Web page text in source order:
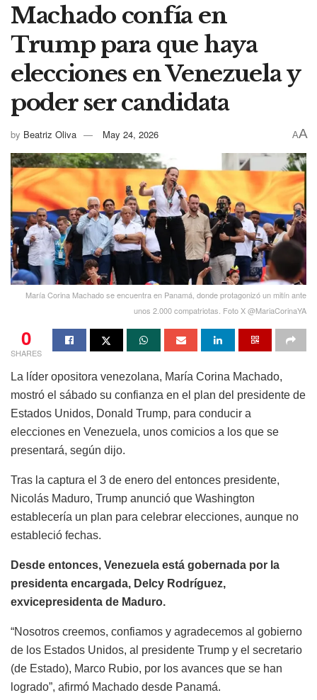
Machado confía en
Trump para que haya
elecciones en Venezuela y
poder ser candidata
by Beatriz Oliva May 24, 2026 AA
María Corina Machado se encuentra en Panamá, donde protagonizó un mitín ante
unos 2.000 compatriotas. Foto X @MariaCorinaYA
0
SHARES
La líder opositora venezolana, María Corina Machado,
mostró el sábado su confianza en el plan del presidente de
Estados Unidos, Donald Trump, para conducir a
elecciones en Venezuela, unos comicios a los que se
presentará, según dijo.
Tras la captura el 3 de enero del entonces presidente,
Nicolás Maduro, Trump anunció que Washington
establecería un plan para celebrar elecciones, aunque no
estableció fechas.
Desde entonces, Venezuela está gobernada por la
presidenta encargada, Delcy Rodríguez,
exvicepresidenta de Maduro.
“Nosotros creemos, confiamos y agradecemos al gobierno
de los Estados Unidos, al presidente Trump y el secretario
(de Estado), Marco Rubio, por los avances que se han
logrado”, afirmó Machado desde Panamá.